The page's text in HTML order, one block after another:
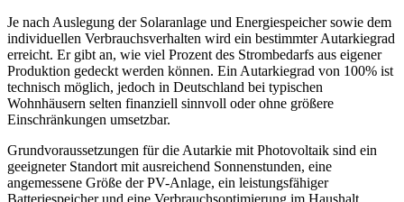
Je nach Auslegung der Solaranlage und Energiespeicher sowie dem
individuellen Verbrauchsverhalten wird ein bestimmter Autarkiegrad
erreicht. Er gibt an, wie viel Prozent des Strombedarfs aus eigener
Produktion gedeckt werden können. Ein Autarkiegrad von 100% ist
technisch möglich, jedoch in Deutschland bei typischen
Wohnhäusern selten finanziell sinnvoll oder ohne größere
Einschränkungen umsetzbar.
Grundvoraussetzungen für die Autarkie mit Photovoltaik sind ein
geeigneter Standort mit ausreichend Sonnenstunden, eine
angemessene Größe der PV-Anlage, ein leistungsfähiger
Batteriespeicher und eine Verbrauchsoptimierung im Haushalt.